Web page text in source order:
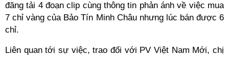
đăng tải 4 đoạn clip cùng thông tin phản ánh về việc mua
7 chỉ vàng của Bảo Tín Minh Châu nhưng lúc bán được 6
chỉ.
Liên quan tới sự việc, trao đổi với PV Việt Nam Mới, chị